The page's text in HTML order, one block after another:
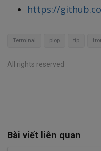
https://
Terminal plop tip
All rights reserved
Bài viết liên quan